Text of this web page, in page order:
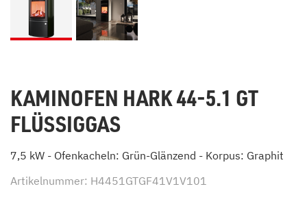
KAMINOFEN HARK 44-5.1 GT
FLÜSSIGGAS
7,5 kW - Ofenkacheln: Grün-Glänzend - Korpus: Graphit
Artikelnummer: H4451GTGF41V1V101